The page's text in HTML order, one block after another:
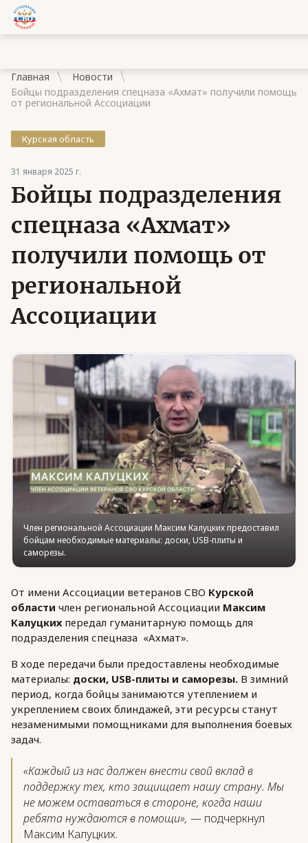
Главная
Новости
Бойцы подразделения спецназа «Ахмат» получили помощь
от региональной Ассоциации
Курская область
31 января 2025 г.
Бойцы подразделения
спецназа «Ахмат»
получили помощь от
региональной
Ассоциации
Член региональной Ассоциации Максим Калуцких предоставил
бойцам необходимые материалы: доски, USB-плиты и
саморезы.
От имени Ассоциации ветеранов СВО Курской
области член региональной Ассоциации Максим
Калуцких передал гуманитарную помощь для
подразделения спецназа «Ахмат».
В ходе передачи были предоставлены необходимые
материалы: доски, USB-плиты и саморезы. В зимний
период, когда бойцы занимаются утеплением и
укреплением своих блиндажей, эти ресурсы станут
незаменимыми помощниками для выполнения боевых
задач.
«Каждый из нас должен внести свой вклад в
поддержку тех, кто защищает нашу страну. Мы
не можем оставаться в стороне, когда наши
ребята нуждаются в помощи», — подчеркнул
Максим Калуцких.
Контакты
Стать членом Ассоциации ветеранов СВО
Ассоциация в субъектах России
Частые вопросы
Юридическая помощь
Региональные меры поддержки